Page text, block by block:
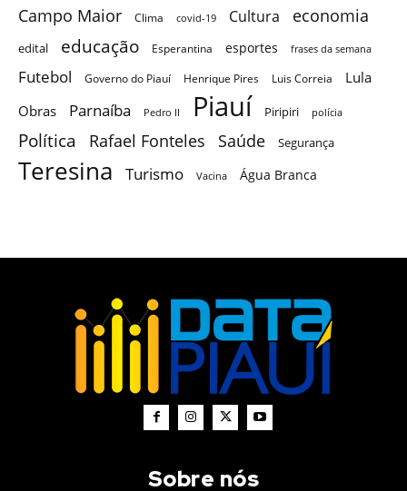
Campo Maior Clima covid-19 Cultura economia
edital educação Esperantina esportes frases da semana
Futebol Governo do Piauí Henrique Pires Luis Correia
Lula
Obras
Parnaíba Pedro II Piauí Piripiri polícia
Política Rafael Fonteles Saúde Segurança
Teresina Turismo Vacina Água Branca
Sobre nós